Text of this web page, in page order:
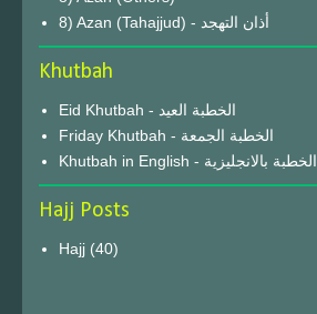
8) Azan (Tahajjud) - أذان التهجد
Khutbah
Eid Khutbah - الخطبة العيد
Friday Khutbah - الخطبة الجمعة
Khutbah in English - الخطبة بالانجليزية
Hajj Posts
Hajj (40)